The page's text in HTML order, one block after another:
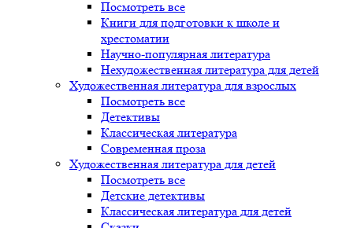
Посмотреть все
Книги для подготовки к школе и
хрестоматии
Научно-популярная литература
Нехудожественная литература для детей
Художественная литература для взрослых
Посмотреть все
Детективы
Классическая литература
Современная проза
Художественная литература для детей
Посмотреть все
Детские детективы
Классическая литература для детей